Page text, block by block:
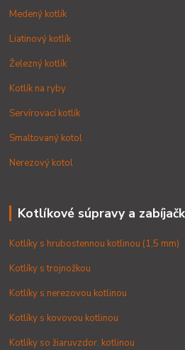
Medený kotlík
Liatinový kotlík
Železný kotlík
Kotlík na ryby
Servírovací kotlík
Smaltovaný kotol
Nerezový kotol
Kotlíkové súpravy a
Kotlíky s hrubostennou kotlinou (1,5 mm)
Kotlíky s trojnožkou
Kotlíky s nerezovou kotlinou
Kotlíky s kovovou kotlinou
Kotlíky so žiaruvzdor. kotlinou